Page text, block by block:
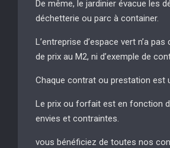
De même, le jardinier évacue les
déchetterie ou parc à container.
L’entreprise d’espace vert n’a
de prix au M2, ni d’exemple de
Chaque contrat ou prestation est
Le prix ou forfait est en fonction
envies et contraintes.
vous bénéficiez de toutes nos